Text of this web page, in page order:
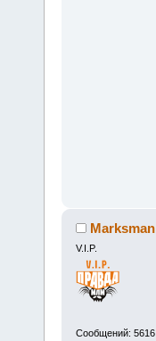
Marksman
V.I.P.
Сообщений: 5616